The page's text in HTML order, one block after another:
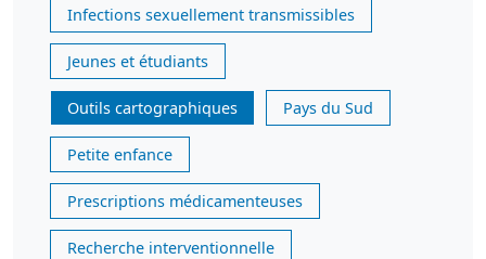
Infections sexuellement transmissibles
Jeunes et étudiants
Outils cartographiques Pays du Sud
Petite enfance
Prescriptions médicamenteuses
Recherche interventionnelle